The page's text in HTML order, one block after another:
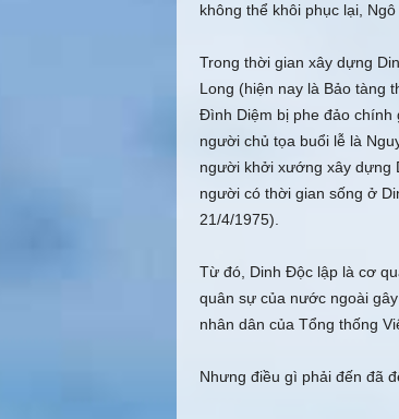
không thể khôi phục lại,
Trong thời gian xây dựng
Long (hiện nay là Bảo tàng
Ðình Diệm bị phe đảo chính
người chủ tọa buổi lễ là
người khởi xướng xây dựng
người có thời gian sống ở
21/4/1975).
Từ đó, Dinh Ðộc lập là cơ
quân sự của nước ngoài
nhân dân của Tổng thống
Nhưng điều gì phải đến đã